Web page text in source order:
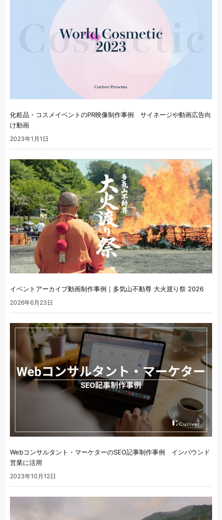
化粧品・コスメイベントのPR映像制作事例 サイネージや動画広告向
け動画
2023年1月1日
イベントアーカイブ動画制作事例｜多気山不動尊 大火渡り祭 2026
2026年6月23日
Webコンサルタント・マーケターのSEO記事制作事例 インバウンド
営業に活用
2023年10月12日